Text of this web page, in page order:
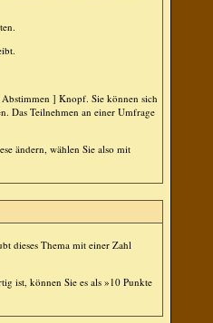
] Knopf. Sie können sich
Das Teilnehmen an einer Umfrage
ändern, wählen Sie also mit
dieses Thema mit einer Zahl
ist, können Sie es als »10 Punkte